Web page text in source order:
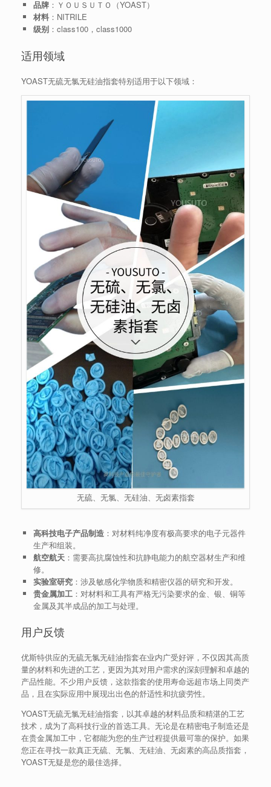
品牌：ＹＯＵＳＵＴＯ（YOAST）
材料：NITRILE
级别：class100，class1000
适用领域
YOAST无硫无氯无硅油指套特别适用于以下领域：
无硫、无氯、无硅油、无卤素指套
高科技电子产品制造：对材料纯净度有极高要求的电子元器件
生产和组装。
航空航天：需要高抗腐蚀性和抗静电能力的航空器材生产和维
修。
实验室研究：涉及敏感化学物质和精密仪器的研究和开发。
贵金属加工：对材料和工具有严格无污染要求的金、银、铜等
金属及其半成品的加工与处理。
用户反馈
优斯特供应的无硫无氯无硅油指套在业内广受好评，不仅因其高质
量的材料和先进的工艺，更因为其对用户需求的深刻理解和卓越的
产品性能。不少用户反馈，这款指套的使用寿命远超市场上同类产
品，且在实际应用中展现出出色的舒适性和抗疲劳性。
YOAST无硫无氯无硅油指套，以其卓越的材料品质和精湛的工艺
技术，成为了高科技行业的首选工具。无论是在精密电子制造还是
在贵金属加工中，它都能为您的生产过程提供最可靠的保护。如果
您正在寻找一款真正无硫、无氯、无硅油、无卤素的高品质指套，
YOAST无疑是您的最佳选择。